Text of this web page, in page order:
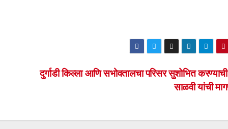
दुर्गाडी किल्ला आणि सभोवतालचा परिसर सुशोभित
साळवी यांची